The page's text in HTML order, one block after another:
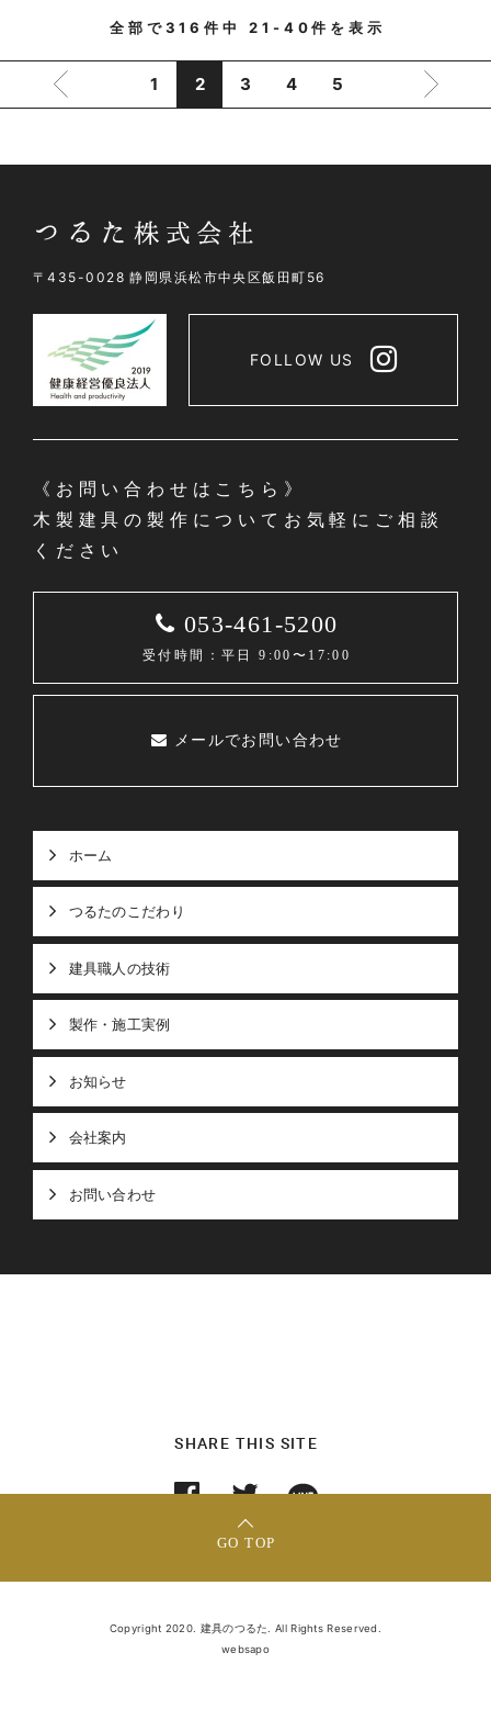
全部で316件中 21-40件を表示
1 2 3 4 5
〒435-0028 静岡県浜松市中央区飯田町56
FOLLOW US
《お問い合わせはこちら》
木製建具の製作についてお気軽にご相談
ください
053-461-5200
受付時間：平日 9:00〜17:00
メールでお問い合わせ
ホーム
つるたのこだわり
建具職人の技術
製作・施工実例
お知らせ
会社案内
お問い合わせ
GO TOP
SHARE THIS SITE
Copyright 2020. 建具のつるた. All Rights Reserved.
websapo